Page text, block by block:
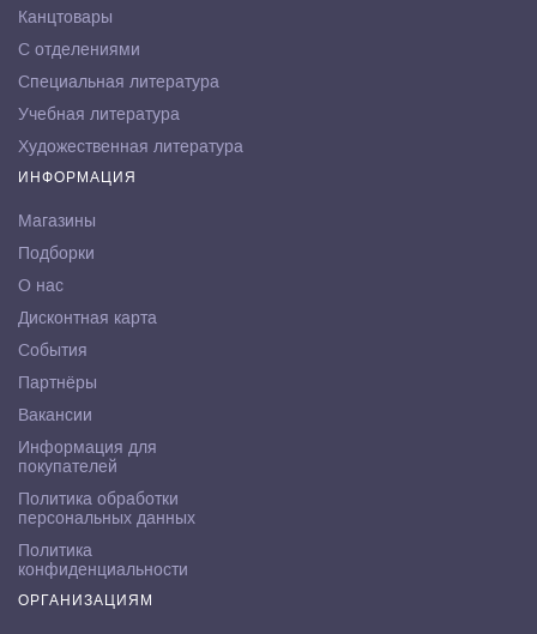
Канцтовары
С отделениями
Специальная литература
Учебная литература
Художественная литература
ИНФОРМАЦИЯ
Магазины
Подборки
О нас
Дисконтная карта
События
Партнёры
Вакансии
Информация для
покупателей
Политика обработки
персональных данных
Политика
конфиденциальности
ОРГАНИЗАЦИЯМ